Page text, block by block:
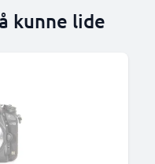
kunne lide